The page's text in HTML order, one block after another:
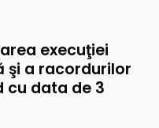
execuţiei
şi a racordurilor
cu data de 3